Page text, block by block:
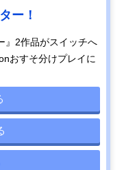
ー！
』2作品がスイッチへ
おすそ分けプレイに